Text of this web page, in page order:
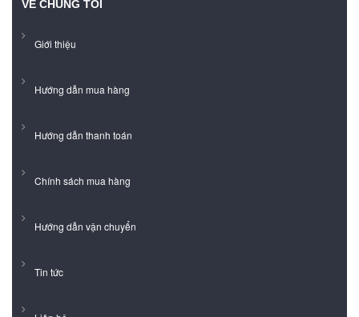
VỀ CHÚNG TÔI
Giới thiệu
Hướng dẫn mua hàng
Hướng dẫn thanh toán
Chính sách mua hàng
Hướng dẫn vận chuyển
Tin tức